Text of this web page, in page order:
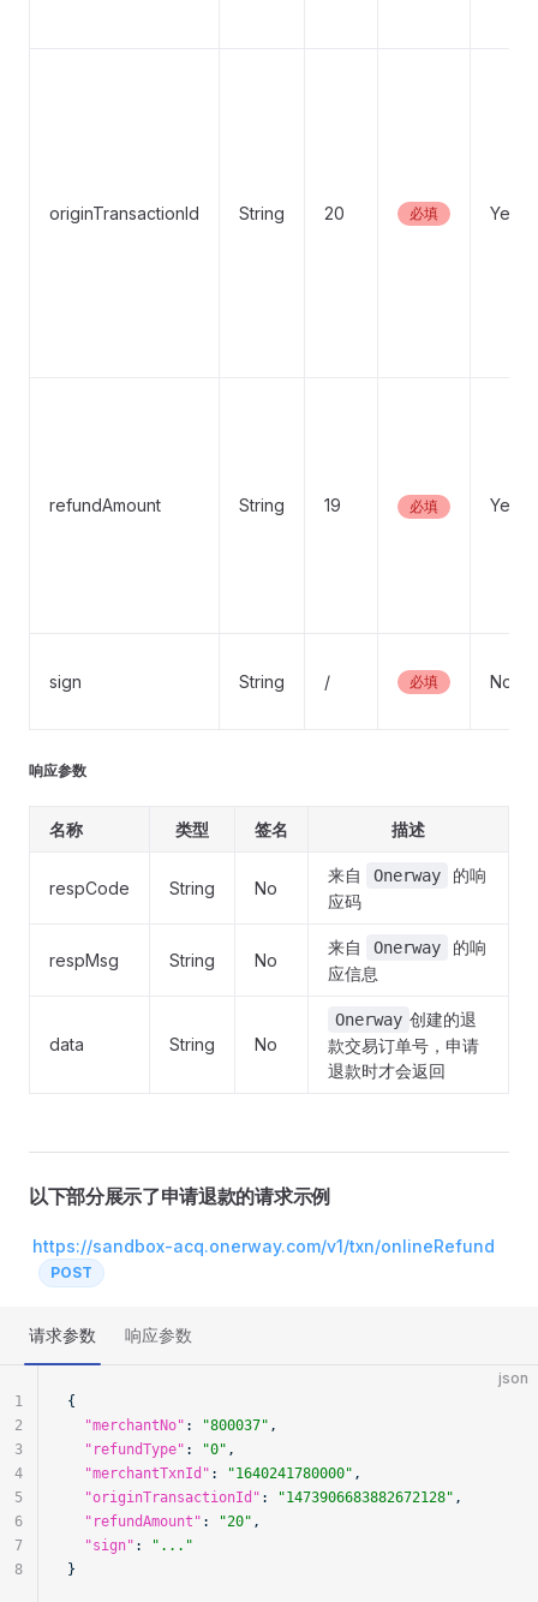
originTransactionId String 20 必填 Yes
refundAmount String 19 必填 Yes
sign String / 必填 No
响应参数
名称 类型 签名 描述
respCode String No
来自 Onerway
的响
应码
respMsg String No
来自 Onerway
的响
应信息
data String No
Onerway 创建的退
款交易订单号，申请
退款时才会返回
以下部分展示了申请退款的请求示例
https://sandbox-acq.onerway.com/v1/txn/onlineRefund
POST
请求参数 响应参数
json
{
  "merchantNo"
: "800037" ,
  "refundType"
: "0" ,
  "merchantTxnId"
: "1640241780000" ,
  "originTransactionId"
: "1473906683882672128" ,
  "refundAmount"
: "20" ,
  "sign"
:
"..."
}
1
2
3
4
5
6
7
8